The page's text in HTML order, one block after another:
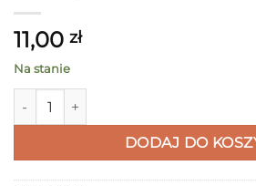
11,00 zł
Na stanie
ilość Klocki hamulcowe
DODAJ DO